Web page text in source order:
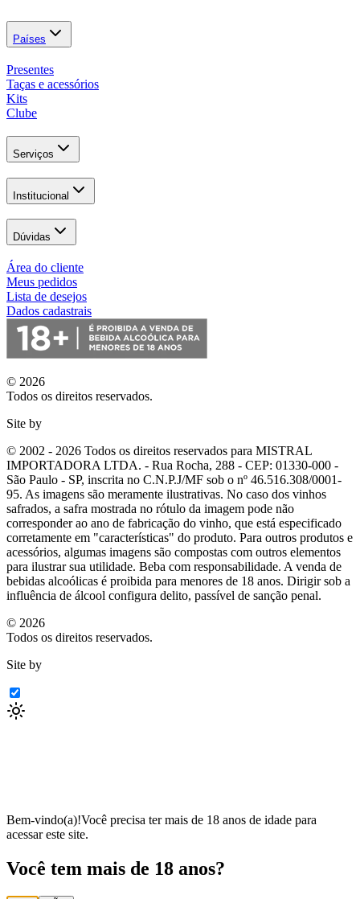
Países
Presentes
Taças e acessórios
Kits
Clube
Serviços
Institucional
Dúvidas
Área do cliente
Meus pedidos
Lista de desejos
Dados cadastrais
© 2026
Todos os direitos reservados.
Site by
© 2002 - 2026 Todos os direitos reservados para MISTRAL
IMPORTADORA LTDA. - Rua Rocha, 288 - CEP: 01330-000 -
São Paulo - SP, inscrita no C.N.P.J/MF sob o nº 46.516.308/0001-
95. As imagens são meramente ilustrativas. No caso dos vinhos
safrados, a safra mostrada no rótulo da imagem pode não
corresponder ao ano de fabricação do vinho, que está especificado
corretamente em "características" do produto. Para outros produtos e
acessórios, algumas imagens são compostas com outros elementos
para ilustrar sua utilidade. Beba com responsabilidade. A venda de
bebidas alcoólicas é proibida para menores de 18 anos. Dirigir sob a
influência de álcool configura delito, passível de sanção penal.
© 2026
Todos os direitos reservados.
Site by
Bem-vindo(a)!Você precisa ter mais de 18 anos de idade para
acessar este site.
Você tem mais de 18 anos?